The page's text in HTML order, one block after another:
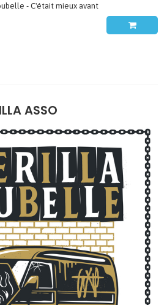
- C'était mieux avant
ASSO